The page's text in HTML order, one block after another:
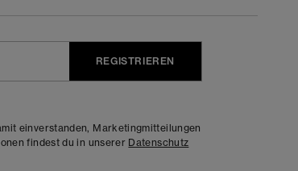
REGISTRIEREN
einverstanden, Marketingmitteilungen
findest du in unserer Datenschutz